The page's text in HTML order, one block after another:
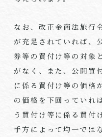
なお、改正金商法施行
が充足されていれば、
券等の買付け等の対象
がなく、また、公開買
に係る買付け等の価格
の価格を下回っていれ
う買付け等に係る買付
手方によって均一では